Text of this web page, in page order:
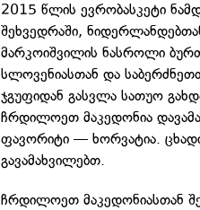
2015 წლის ევრობასკეტი
შეხვედრაში,
მარკოიშვილის ნასროლი
სლოვენიასთან და
ჯგუფიდან გასვლა სათუო
ჩრდილოეთ მაკედონია
ფავორიტი — ხორვატია.
გავამახვილებთ.
ჩრდილოეთ მაკედონიასთან